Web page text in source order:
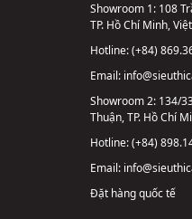
Showroom 1: 108
TP. Hồ Chí Minh,
Hotline:(+84)
Email:
Showroom 2: 134/
Thuận, TP. Hồ Chí
Hotline:(+84)
Email:
Đặt hàng quốc tế